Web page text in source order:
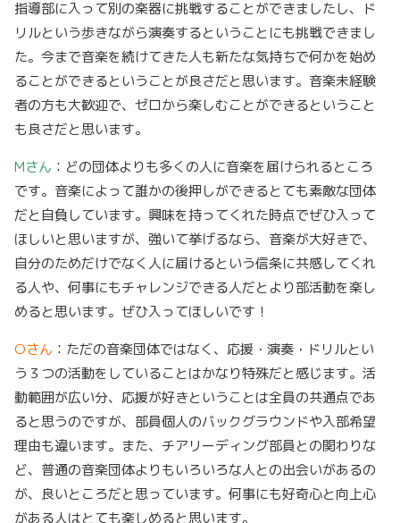
指導部に入って別の楽器に挑戦することができましたし、ド
リルという歩きながら演奏するということにも挑戦できまし
た。今まで音楽を続けてきた人も新たな気持ちで何かを始め
ることができるということが良さだと思います。音楽未経験
者の方も大歓迎で、ゼロから楽しむことができるということ
も良さだと思います。
Mさん ：どの団体よりも多くの人に音楽を届けられるところ
です。音楽によって誰かの後押しができるとても素敵な団体
だと自負しています。興味を持ってくれた時点でぜひ入って
ほしいと思いますが、強いて挙げるなら、音楽が大好きで、
自分のためだけでなく人に届けるという信条に共感してくれ
る人や、何事にもチャレンジできる人だとより部活動を楽し
めると思います。ぜひ入ってほしいです！
Oさん ：ただの音楽団体ではなく、応援・演奏・ドリルとい
う３つの活動をしていることはかなり特殊だと感じます。活
動範囲が広い分、応援が好きということは全員の共通点であ
ると思うのですが、部員個人のバックグラウンドや入部希望
理由も違います。また、チアリーディング部員との関わりな
ど、普通の音楽団体よりもいろいろな人との出会いがあるの
が、良いところだと思っています。何事にも好奇心と向上心
がある人はとても楽しめると思います。